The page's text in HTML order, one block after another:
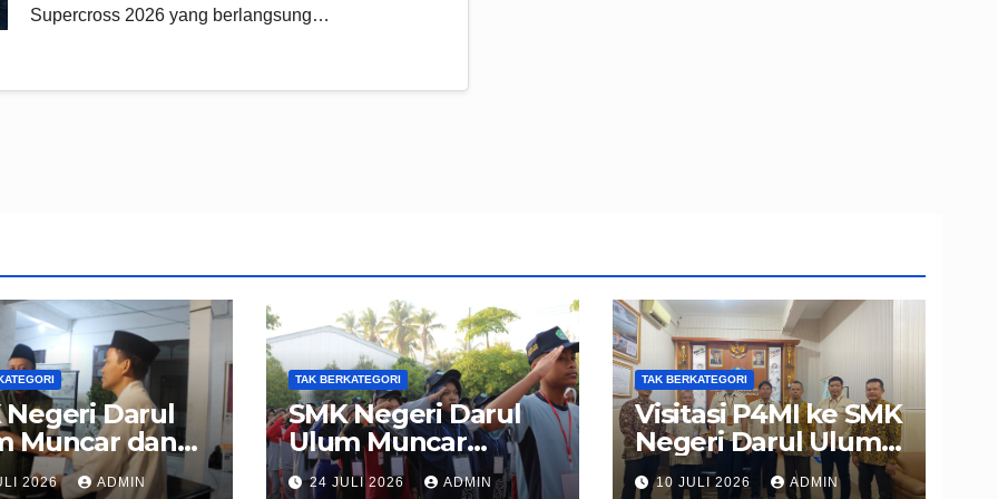
Supercross 2026 yang berlangsung…
Negeri Darul
Muncar dan
Pondok
2026 ADMIN
TAK BERKATEGORI
SMK Negeri Darul
Ulum Muncar
Sukses Gelar MPLS
24 JULI 2026 ADMIN
TAK BERKATEGORI
Visitasi P4MI ke SMK
Negeri Darul Ulum
Muncar
10 JULI 2026 ADMIN